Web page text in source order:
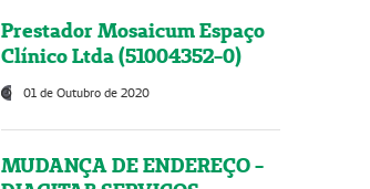
Prestador Mosaicum Espaço
Clínico Ltda (51004352-0)
01 de Outubro de 2020
MUDANÇA DE ENDEREÇO -